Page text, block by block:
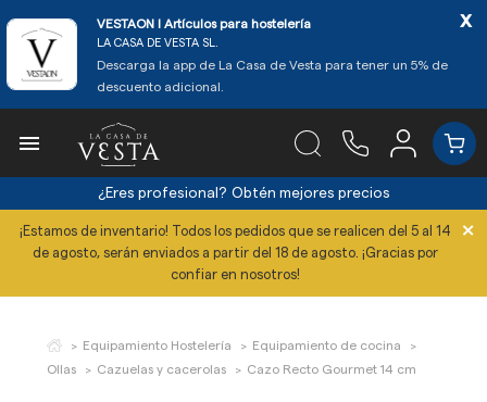
VESTAON l Artículos para hostelería
LA CASA DE VESTA SL.
Descarga la app de La Casa de Vesta para tener un 5% de
descuento adicional.
x

¿Eres profesional? Obtén mejores precios
¡Estamos de inventario! Todos los pedidos que se realicen del 5 al 14
de agosto, serán enviados a partir del 18 de agosto. ¡Gracias por
confiar en nosotros!
×
Equipamiento Hostelería
Equipamiento de cocina
Ollas
Cazuelas y cacerolas Cazo Recto Gourmet 14 cm